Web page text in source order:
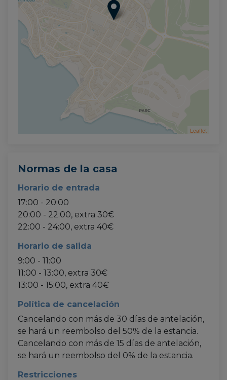
Leaflet
Normas de la casa
Horario de entrada
17:00 - 20:00
20:00 - 22:00, extra 30€
22:00 - 24:00, extra 40€
Horario de salida
9:00 - 11:00
11:00 - 13:00, extra 30€
13:00 - 15:00, extra 40€
Política de cancelación
Cancelando con más de 30 días de antelación,
se hará un reembolso del 50% de la estancia.
Cancelando con más de 15 días de antelación,
se hará un reembolso del 0% de la estancia.
Restricciones